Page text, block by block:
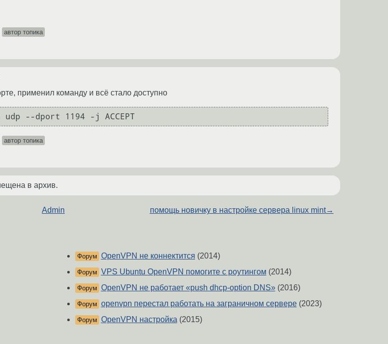
автор топика
применил команду и всё стало доступно
автор топика
в архив.
Admin помощь новичку в настройке сервера linux mint→
Форум OpenVPN не коннектится (2014)
Форум VPS Ubuntu OpenVPN помогите с роутингом (2014)
Форум OpenVPN не работает «push dhcp-option DNS»(2016)
Форум openvpn перестал работать на заграничном сервере(2023)
Форум OpenVPN настройка (2015)